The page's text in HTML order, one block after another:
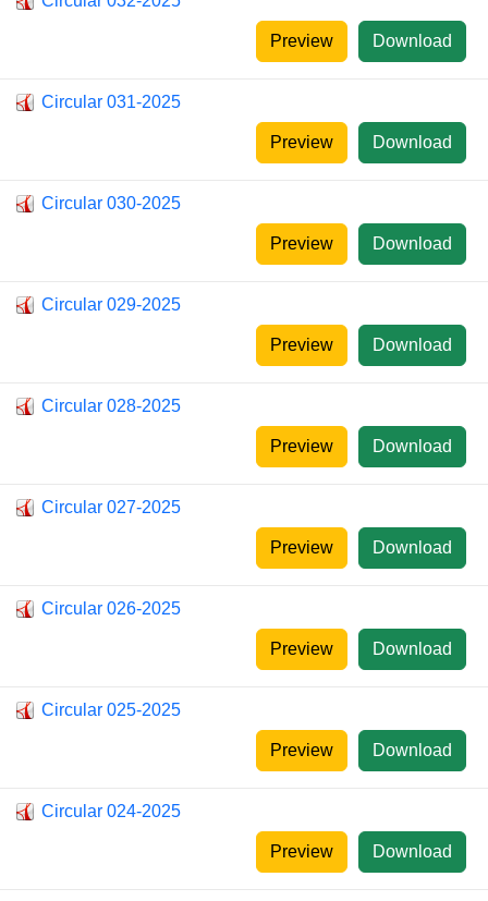
Download
Preview
Circular 031-2025
Download
Preview
Circular 030-2025
Download
Preview
Circular 029-2025
Download
Preview
Circular 028-2025
Download
Preview
Circular 027-2025
Download
Preview
Circular 026-2025
Download
Preview
Circular 025-2025
Download
Preview
Circular 024-2025
Download
Preview